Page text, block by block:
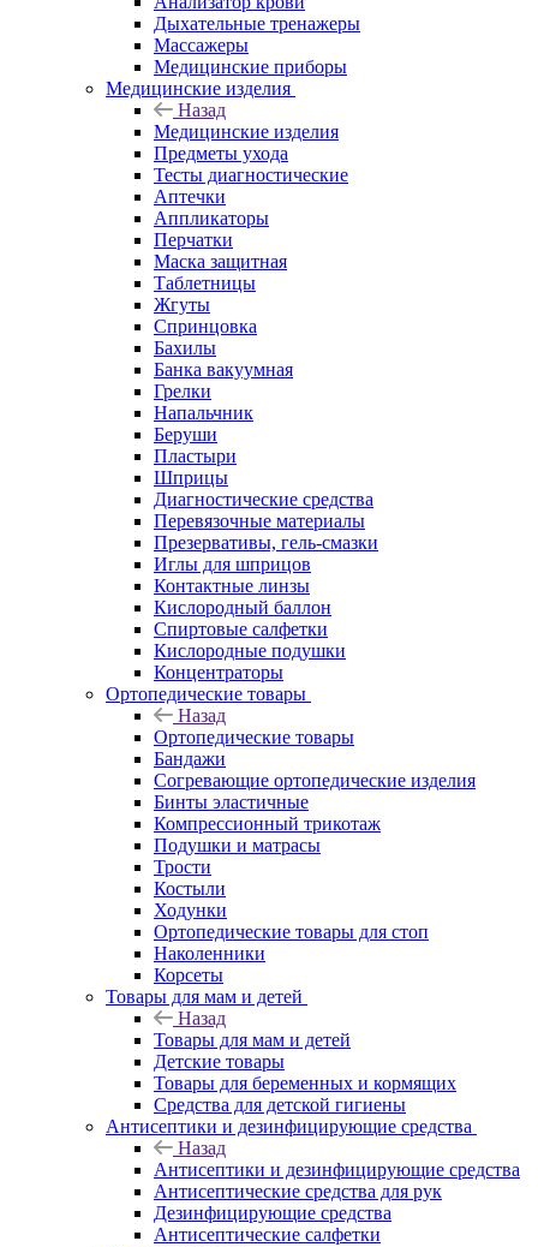
Дыхательные тренажеры
Массажеры
Медицинские приборы
Медицинские изделия
Назад
Медицинские изделия
Предметы ухода
Тесты диагностические
Аптечки
Аппликаторы
Перчатки
Маска защитная
Таблетницы
Жгуты
Спринцовка
Бахилы
Банка вакуумная
Грелки
Напальчник
Беруши
Пластыри
Шприцы
Диагностические средства
Перевязочные материалы
Презервативы, гель-смазки
Иглы для шприцов
Контактные линзы
Кислородный баллон
Спиртовые салфетки
Кислородные подушки
Концентраторы
Ортопедические товары
Назад
Ортопедические товары
Бандажи
Согревающие ортопедические изделия
Бинты эластичные
Компрессионный трикотаж
Подушки и матрасы
Трости
Костыли
Ходунки
Ортопедические товары для стоп
Наколенники
Корсеты
Товары для мам и детей
Назад
Товары для мам и детей
Детские товары
Товары для беременных и кормящих
Средства для детской гигиены
Антисептики и дезинфицирующие средства
Назад
Антисептики и дезинфицирующие средства
Антисептические средства для рук
Дезинфицирующие средства
Антисептические салфетки